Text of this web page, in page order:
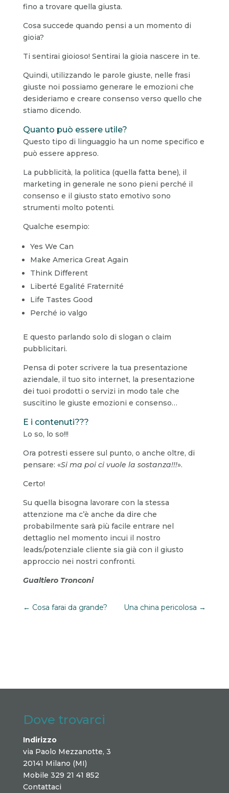
fino a trovare quella giusta.
Cosa succede quando pensi a un momento di
gioia?
Ti sentirai gioioso! Sentirai la gioia nascere in te.
Quindi, utilizzando le parole giuste, nelle frasi
giuste noi possiamo generare le emozioni che
desideriamo e creare consenso verso quello che
stiamo dicendo.
Quanto può essere utile?
Questo tipo di linguaggio ha un nome specifico e
può essere appreso.
La pubblicità, la politica (quella fatta bene), il
marketing in generale ne sono pieni perché il
consenso e il giusto stato emotivo sono
strumenti molto potenti.
Qualche esempio:
Yes We Can
Make America Great Again
Think Different
Liberté Egalité Fraternité
Life Tastes Good
Perché io valgo
E questo parlando solo di slogan o claim
pubblicitari.
Pensa di poter scrivere la tua presentazione
aziendale, il tuo sito internet, la presentazione
dei tuoi prodotti o servizi in modo tale che
suscitino le giuste emozioni e consenso…
E i contenuti???
Lo so, lo so!!!
Ora potresti essere sul punto, o anche oltre, di
pensare: «Si ma poi ci vuole la sostanza!!!».
Certo!
Su quella bisogna lavorare con la stessa
attenzione ma c’è anche da dire che
probabilmente sarà più facile entrare nel
dettaglio nel momento incui il nostro
leads/potenziale cliente sia già con il giusto
approccio nei nostri confronti.
Gualtiero Tronconi
← Cosa farai da grande? Una china pericolosa →
Dove trovarci
Indirizzo
via Paolo Mezzanotte, 3
20141 Milano (MI)
Mobile 329 21 41 852
Contattaci